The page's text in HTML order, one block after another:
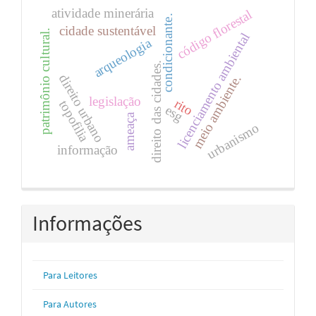
esg
direito das cidades.
ameaça
legislação
condicionante.
rito
arqueologia licenciamento ambiental
direito urbano
código florestal
meio ambiente.
urbanismo
cidade sustentável
informação
atividade minerária
topofilia
patrimônio cultural.
Informações
Para Leitores
Para Autores